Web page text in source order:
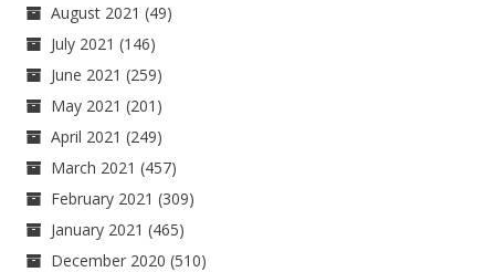
August 2021 (49)
July 2021 (146)
June 2021 (259)
May 2021 (201)
April 2021 (249)
March 2021 (457)
February 2021 (309)
January 2021 (465)
December 2020 (510)